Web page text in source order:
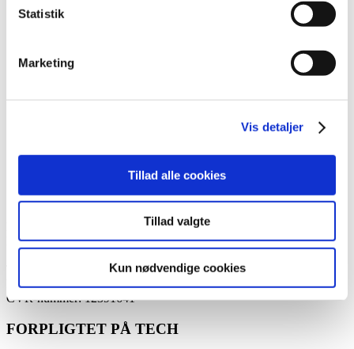
Statistik
Marketing
Vis detaljer
Tillad alle cookies
Tillad valgte
Kun nødvendige cookies
Langebrogade 4
60 15 23 30
Mail:itb@itb.dk
CVR-nummer: 12391641
FORPLIGTET PÅ TECH